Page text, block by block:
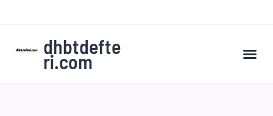
dhbtdefte
ri.com